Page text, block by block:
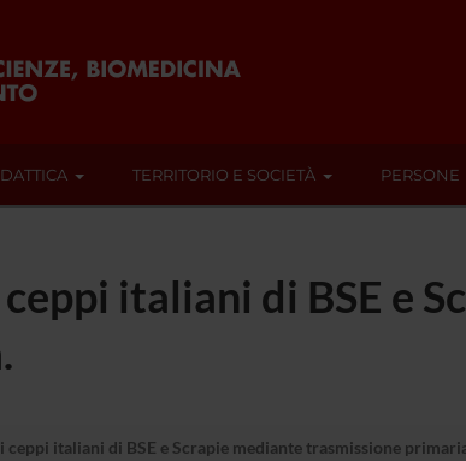
TERRITORIO E SOCIETÀ PERSONE
italiani di BSE e
ceppi italiani di BSE e Scrapie mediante trasmissione